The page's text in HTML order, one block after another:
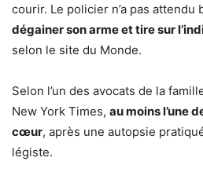
courir. Le policier n’a pas attendu
dégainer son arme et tire sur
selon le site du Monde.
Selon l’un des avocats de la
New York Times, au moins l’une
cœur, après une autopsie
légiste.